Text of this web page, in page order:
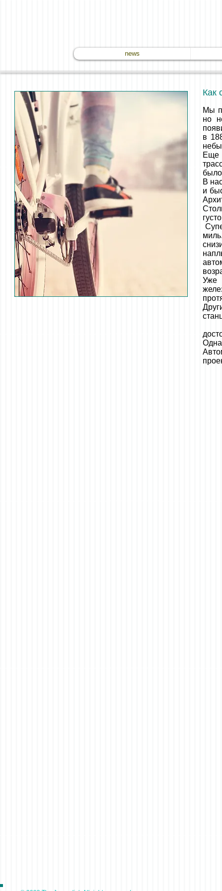
news
Как
Мы
но
в
Еще
В
и
Уже